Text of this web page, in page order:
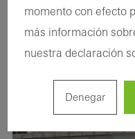
momento con efecto
más información
nuestra declaración
Denegar